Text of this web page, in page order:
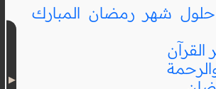
شهر رمضان المبارك